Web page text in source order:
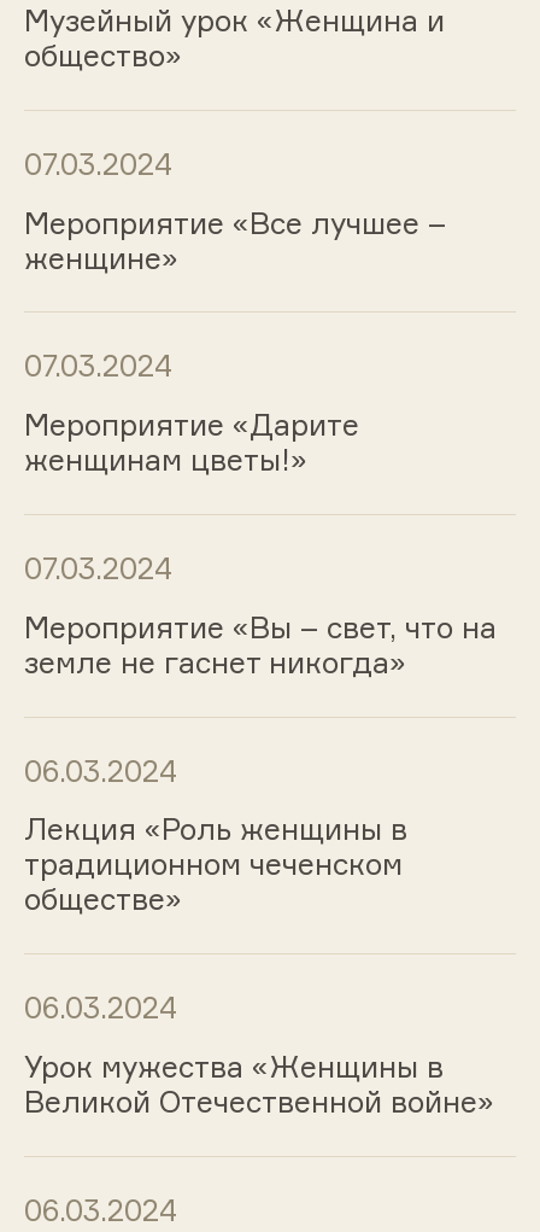
Музейный урок «Женщина и
общество»
07.03.2024
Мероприятие «Все лучшее –
женщине»
07.03.2024
Мероприятие «Дарите
женщинам цветы!»
07.03.2024
Мероприятие «Вы – свет, что на
земле не гаснет никогда»
06.03.2024
Лекция «Роль женщины в
традиционном чеченском
обществе»
06.03.2024
Урок мужества «Женщины в
Великой Отечественной войне»
06.03.2024